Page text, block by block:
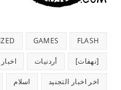
FLASH
GAMES
[نهفات] أردنيات
اخر اخبار التجنيد اسلام